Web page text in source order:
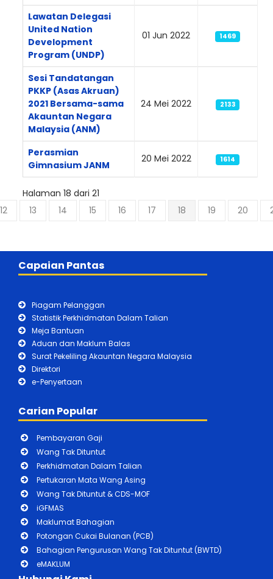
Lawatan Delegasi
United Nation
Development
Program (UNDP)
01 Jun 2022 1469
Sesi Tandatangan
PKKP (Asas Akruan)
2021 Bersama-sama
Akauntan Negara
Malaysia (ANM)
24 Mei 2022 2133
Perasmian
Gimnasium JANM
20 Mei 2022 1614
Halaman 18 dari 21
12
13 14 15 16 17 18 19 20
Capaian Pantas
Piagam Pelanggan
Statistik Perkhidmatan Dalam Talian
Meja Bantuan
Aduan dan Maklum Balas
Surat Pekeliling Akauntan Negara Malaysia
Direktori
e-Penyertaan
Carian Popular
Pembayaran Gaji
Wang Tak Dituntut
Perkhidmatan Dalam Talian
Pertukaran Mata Wang Asing
Wang Tak Dituntut & CDS-MOF
iGFMAS
Maklumat Bahagian
Potongan Cukai Bulanan (PCB)
Bahagian Pengurusan Wang Tak Dituntut (BWTD)
eMAKLUM